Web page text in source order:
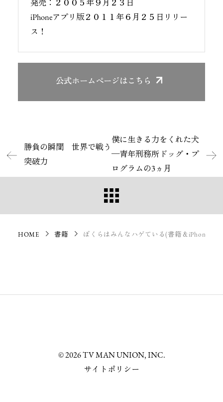
発売：２００５年９月２３日
iPhoneアプリ版２０１１年６月２５日リリー
ス！
公式ホームページ はこちら
勝負の瞬間 世界で戦う
突破力
僕に生きる力をくれた犬
─青年刑務所ドッグ・プ
ログラムの3ヵ月
HOME 書籍 ぼくらはみんなハゲている(書籍＆iPhoneア
© 2026 TV MAN UNION, INC.
サイトポリシー